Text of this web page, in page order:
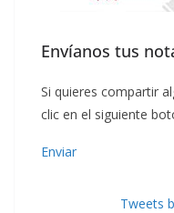
Envíanos tus
Si quieres compartir
clic en el siguiente
Enviar
Tweets